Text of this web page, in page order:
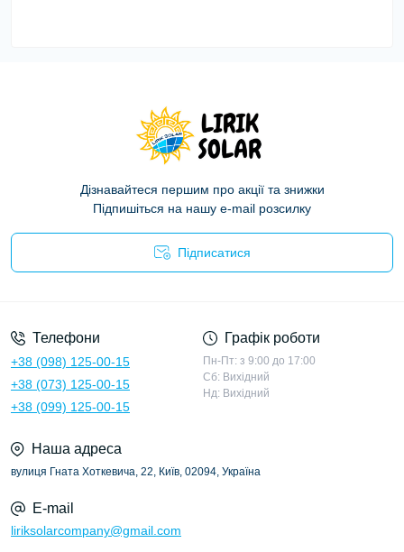
Дізнавайтеся першим про акції та знижки
Підпишіться на нашу e-mail розсилку
Підписатися
Телефони
+38 (098) 125-00-15
+38 (073) 125-00-15
+38 (099) 125-00-15
Графік роботи
Пн-Пт: з 9:00 до 17:00
Сб: Вихідний
Нд: Вихідний
Наша адреса
вулиця Гната Хоткевича, 22, Київ, 02094, Україна
E-mail
liriksolarcompany@gmail.com